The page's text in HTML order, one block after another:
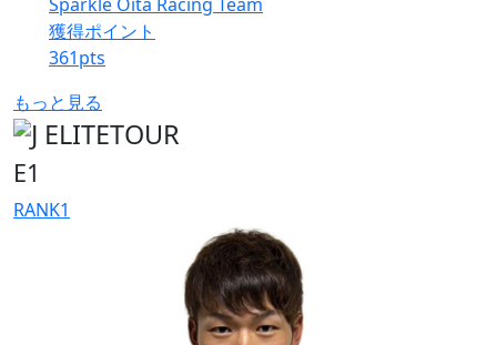
獲得ポイント
361pts
もっと見る
E1
RANK1